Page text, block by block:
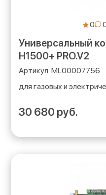
0
Универсальный
H1500+ PRO.V2
ML00007756
для газовых и
30 680 руб.